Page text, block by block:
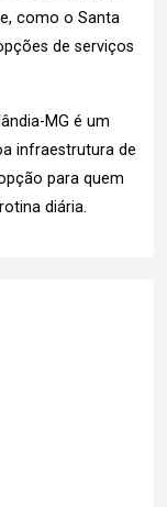
como o Santa
de serviços
MG é um
infraestrutura de
para quem
diária.